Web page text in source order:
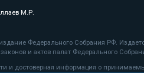
М.Р.
Федерального Собрания РФ.
и актов палат Федерального
и достоверная информация о